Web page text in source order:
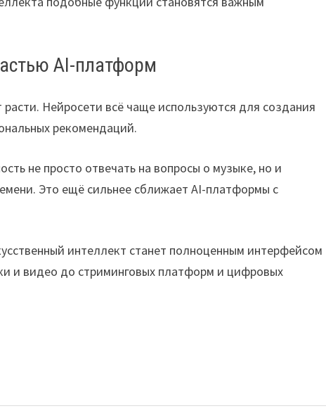
AI-платформ
Нейросети всё чаще используются для создания
рекомендаций.
не просто отвечать на вопросы о музыке, но и
Это ещё сильнее сближает AI-платформы с
интеллект станет полноценным интерфейсом
и видео до стриминговых платформ и цифровых